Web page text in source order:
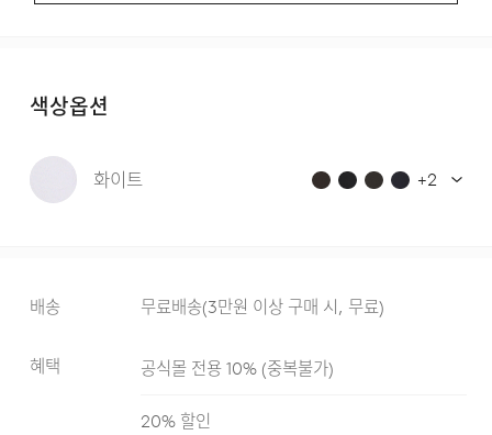
색상옵션
화이트 +2
카키
배송 무료배송(3만원 이상 구매 시, 무료)
혜택 공식몰 전용 10%(중복불가)
20% 할인